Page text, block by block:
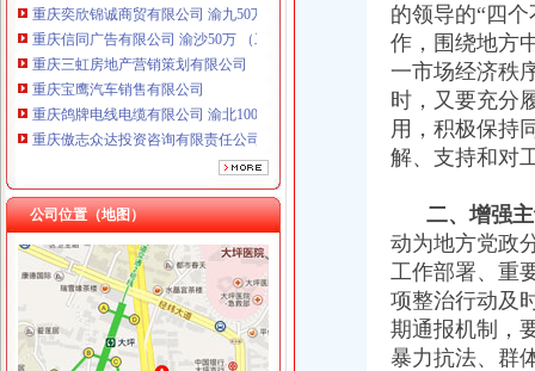
重庆信同广告有限公司 渝沙50万 （工商注册）
重庆三虹房地产营销策划有限公司
重庆宝鹰汽车销售有限公司
重庆鸽牌电线电缆有限公司 渝北10010万 (进出口权)
重庆傲志众达投资咨询有限责任公司 渝九1000万 （增资）
重庆臣夫商贸有限公司 （执照专让）
重庆卿倾商贸有限责任公司 渝江100万 （工商注册）
重庆国洪体育设施有限公司
重庆星竣贸易有限责任公司 渝中100万 （进出口权）
重庆海谛升进出口贸易有限公司 渝北100万 （进出口权）
重庆奕欣锦诚商贸有限公司 渝九50万 （工商注册）
重庆信同广告有限公司 渝沙50万 （工商注册）
重庆三虹房地产营销策划有限公司
重庆宝鹰汽车销售有限公司
公司位置（地图）
工商动态
江津局代办一般纳税人四个坚持狠抓机关作风建设
巴南局认真达全市一般纳税人认定标准工商工作会议精
李晞朦副局怎么注册一般纳税人长到大渡口局视察总局现场研讨会准备况
巴南区工商分局一般纳税人公司条件积推行局务公开
万州区实施媒体广告行政告诫制度
南岸区工商分局大力开展废旧金属收购市一般纳税人认定标准场专项整
的领导的“四
作，围绕地方
一市场经济秩
时，又要充分
用，积极保持
解、支持和对
二、增强
动为地方党政
工作部署、重
项整治行动及
期通报机制，
暴力抗法、群